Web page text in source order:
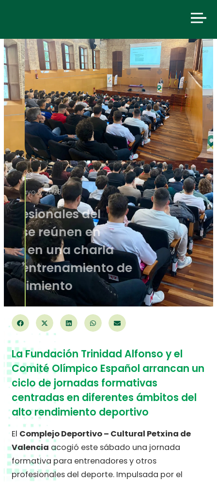
mayo 9, 2026
300 profesionales del
deporte se reúnen en
Valencia en una charla
sobre el entrenamiento de
alto rendimiento
La Fundación Trinidad Alfonso y el
Comité Olímpico Español arrancan un
ciclo de jornadas formativas
centradas en diferentes ámbitos del
alto rendimiento deportivo
El Complejo Deportivo – Cultural Petxina de
Valencia acogió este sábado una jornada
formativa para entrenadores y otros
profesionales del deporte. Impulsada por el